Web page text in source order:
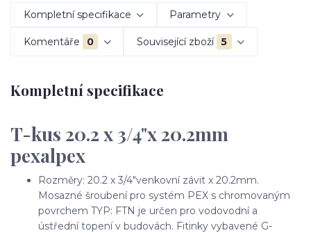
Kompletní specifikace Parametry
Komentáře 0 Související zboží 5
Kompletní specifikace
T-kus 20.2 x 3/4"x 20.2mm
pexalpex
Rozměry: 20.2 x 3/4"venkovní závit x 20.2mm.
Mosazné šroubení pro systém PEX s chromovaným
povrchem TYP: FTN je určen pro vodovodní a
ústřední topení v budovách. Fitinky vybavené G-